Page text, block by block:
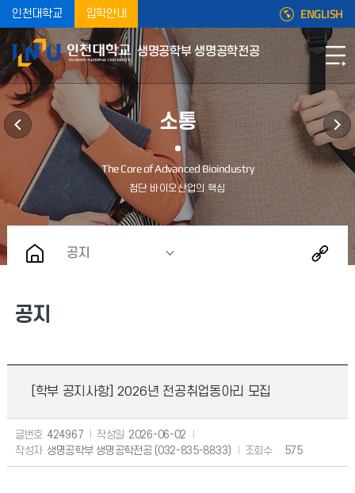
인천대학교 입학안내 ENGLISH
생명공학부 생명공학전공
소통
공지
공지
[학부 공지사항] 2026년 전공취업동아리 모집
글번호 424967 작성일 2026-06-02
작성자 생명공학부 생명공학전공 (032-835-8833) 조회수 575